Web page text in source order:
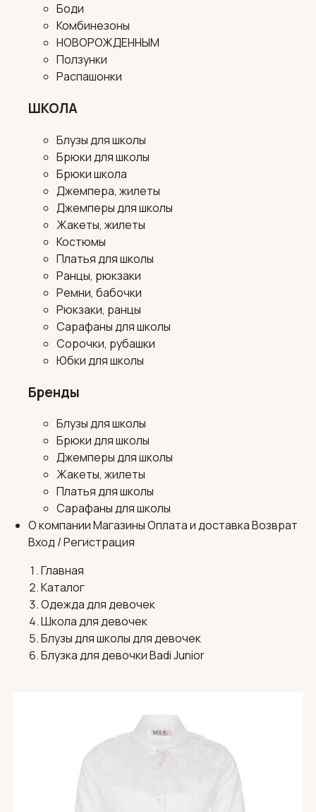
Боди
Комбинезоны
НОВОРОЖДЕННЫМ
Ползунки
Распашонки
ШКОЛА
Блузы для школы
Брюки для школы
Брюки школа
Джемпера, жилеты
Джемперы для школы
Жакеты, жилеты
Костюмы
Платья для школы
Ранцы, рюкзаки
Ремни, бабочки
Рюкзаки, ранцы
Сарафаны для школы
Сорочки, рубашки
Юбки для школы
Бренды
Блузы для школы
Брюки для школы
Джемперы для школы
Жакеты, жилеты
Платья для школы
Сарафаны для школы
О компанииМагазиныОплата и доставкаВозврат
Вход / Регистрация
Главная
Каталог
Одежда для девочек
Школа для девочек
Блузы для школы для девочек
Блузка для девочки Badi Junior